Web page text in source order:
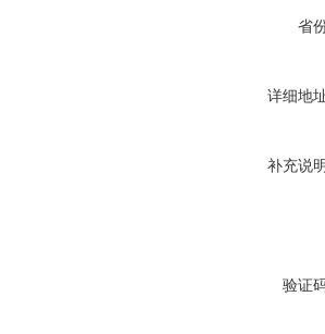
省
详细地
补充说
验证